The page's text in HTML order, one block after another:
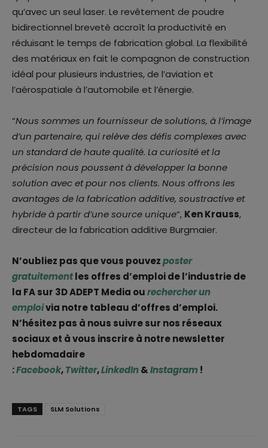
qu’avec un seul laser. Le revêtement de poudre
bidirectionnel breveté accroît la productivité en
réduisant le temps de fabrication global. La flexibilité
des matériaux en fait le compagnon de construction
idéal pour plusieurs industries, de l’aviation et
l’aérospatiale à l’automobile et l’énergie.
“Nous sommes un fournisseur de solutions, à l’image
d’un partenaire, qui relève des défis complexes avec
un standard de haute qualité. La curiosité et la
précision nous poussent à développer la bonne
solution avec et pour nos clients. Nous offrons les
avantages de la fabrication additive, soustractive et
hybride à partir d’une source unique“, Ken Krauss,
directeur de la fabrication additive Burgmaier.
N’oubliez pas que vous pouvezposter
gratuitementles offres d’emploi de l’industrie de
la FA sur 3D ADEPT Media ourechercher un
emploivia notre tableau d’offres d’emploi.
N’hésitez pas à nous suivre sur nos réseaux
sociaux et à vous inscrire à notre newsletter
hebdomadaire
:Facebook,Twitter,LinkedIn&Instagram !
TAGS SLM Solutions